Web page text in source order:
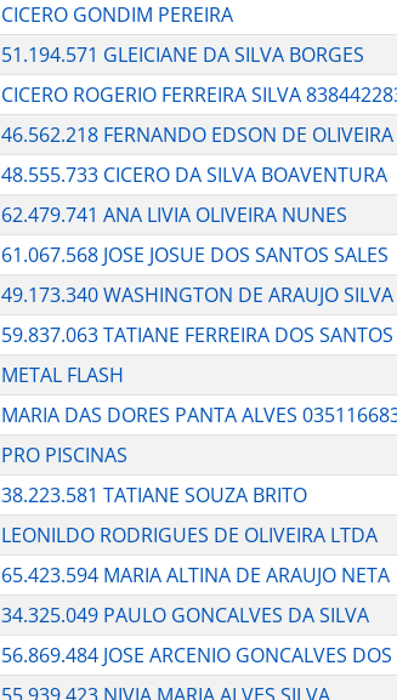
CICERO GONDIM PEREIRA
51.194.571 GLEICIANE DA SILVA BORGES
CICERO ROGERIO FERREIRA SILVA
46.562.218 FERNANDO EDSON DE OLIVEIRA
48.555.733 CICERO DA SILVA BOAVENTURA
62.479.741 ANA LIVIA OLIVEIRA NUNES
61.067.568 JOSE JOSUE DOS SANTOS SALES
49.173.340 WASHINGTON DE ARAUJO SILVA
59.837.063 TATIANE FERREIRA DOS SANTOS
METAL FLASH
MARIA DAS DORES PANTA ALVES
PRO PISCINAS
38.223.581 TATIANE SOUZA BRITO
LEONILDO RODRIGUES DE OLIVEIRA LTDA
65.423.594 MARIA ALTINA DE ARAUJO NETA
34.325.049 PAULO GONCALVES DA SILVA
56.869.484 JOSE ARCENIO GONCALVES